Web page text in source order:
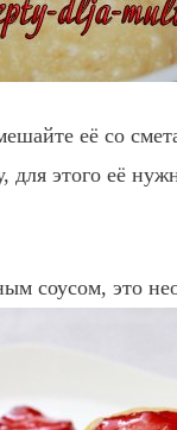
её со
для этого её
соусом, это